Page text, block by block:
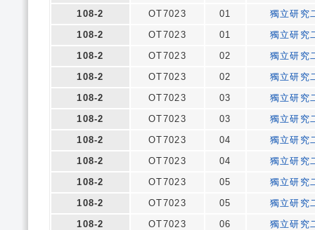
108-2
OT7023 01
獨立研究
108-2
OT7023 01
獨立研究
108-2
OT7023 02
獨立研究
108-2
OT7023 02
獨立研究
108-2
OT7023 03
獨立研究
108-2
OT7023 03
獨立研究
108-2
OT7023 04
獨立研究
108-2
OT7023 04
獨立研究
108-2
OT7023 05
獨立研究
108-2
OT7023 05
獨立研究
108-2
OT7023 06
獨立研究